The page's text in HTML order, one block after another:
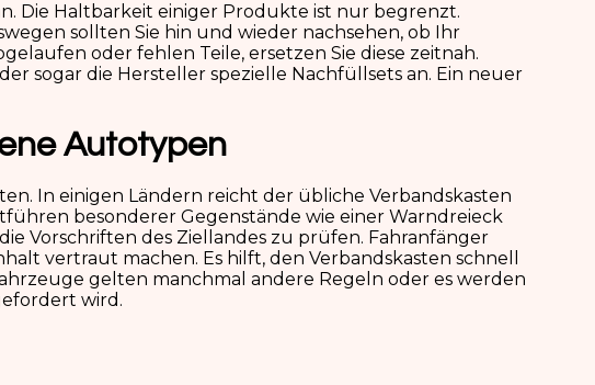
Die Haltbarkeit einiger Produkte ist nur begrenzt.
sollten Sie hin und wieder nachsehen, ob Ihr
oder fehlen Teile, ersetzen Sie diese zeitnah.
sogar die Hersteller spezielle Nachfüllsets an. Ein neuer
Autotypen
In einigen Ländern reicht der übliche Verbandskasten
besonderer Gegenstände wie einer Warndreieck
Vorschriften des Ziellandes zu prüfen. Fahranfänger
vertraut machen. Es hilft, den Verbandskasten schnell
gelten manchmal andere Regeln oder es werden
wird.